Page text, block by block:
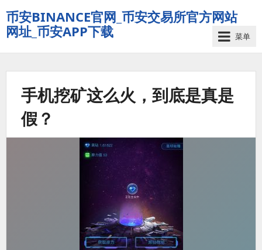
币安BINANCE官网_币安交易所官方网站
网址_币安APP下载
菜单
手机挖矿这么火，到底是真是
假？